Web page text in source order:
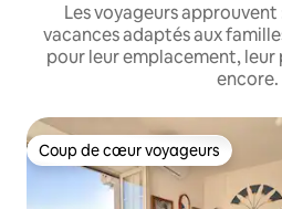
Les voyageurs
vacances adaptés aux
pour leur emplacement,
encore.
Coup de cœur voyageurs
Coup de cœur voyageurs